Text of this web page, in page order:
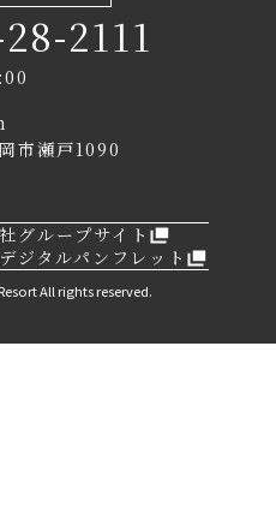
2111
市瀬戸1090
グループサイト
デジタルパンフレット
All rights reserved.